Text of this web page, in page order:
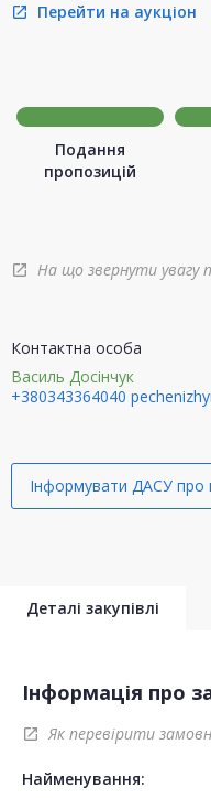
open_in_new Перейти на аукціон
Подання
пропозицій
open_in_new На що звернути увагу
Контактна особа
Василь Досінчук
+380343364040
Інформувати ДАСУ про
Деталі закупівлі
Інформація про
open_in_new Як перевірити
Найменування: